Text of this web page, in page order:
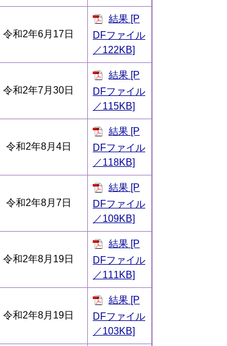
令和2年6月17日
結果 [P
DFファイル
／122KB]
令和2年7月30日
結果 [P
DFファイル
／115KB]
令和2年8月4日
結果 [P
DFファイル
／118KB]
令和2年8月7日
結果 [P
DFファイル
／109KB]
令和2年8月19日
結果 [P
DFファイル
／111KB]
令和2年8月19日
結果 [P
DFファイル
／103KB]